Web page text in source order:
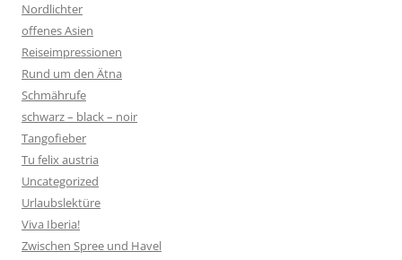
Nordlichter
offenes Asien
Reiseimpressionen
Rund um den Ätna
Schmährufe
schwarz – black – noir
Tangofieber
Tu felix austria
Uncategorized
Urlaubslektüre
Viva Iberia!
Zwischen Spree und Havel